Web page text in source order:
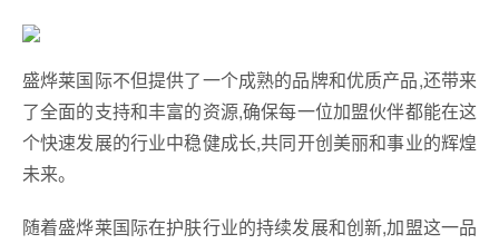
盛烨莱国际不但提供了一个成熟的品牌和优质产品,还带来
了全面的支持和丰富的资源,确保每一位加盟伙伴都能在这
个快速发展的行业中稳健成长,共同开创美丽和事业的辉煌
未来。
随着盛烨莱国际在护肤行业的持续发展和创新,加盟这一品